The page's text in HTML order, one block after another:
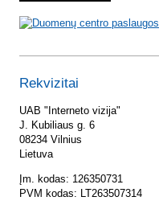
Rekvizitai
UAB "Interneto vizija"
J. Kubiliaus g. 6
08234 Vilnius
Lietuva
Įm. kodas: 126350731
PVM kodas: LT263507314